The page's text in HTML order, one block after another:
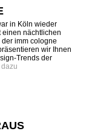
in Köln wieder
einen nächtlichen
imm cologne
wir Ihnen
Trends der